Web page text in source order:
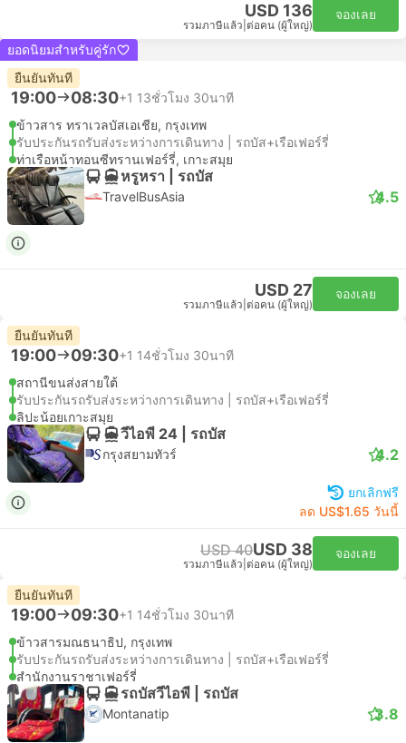
USD 136
รวมภาษีแล้ว ต่อคน (ผู้ใหญ่)
จองเลย
ยอดนิยมสำหรับคู่รัก
ยืนยันทันที
19:00 08:30+1 13ชั่วโมง 30นาที
ข้าวสาร ทราเวลบัสเอเชีย, กรุงเทพ
รับประกันรถรับส่งระหว่างการเดินทาง | รถบัส+เรือเฟอร์รี่
ท่าเรือหน้าทอนซีทรานเฟอร์รี่, เกาะสมุย
หรูหรา | รถบัส
TravelBusAsia 4.5
USD 27
รวมภาษีแล้ว ต่อคน (ผู้ใหญ่)
จองเลย
ยืนยันทันที
19:00 09:30+1 14ชั่วโมง 30นาที
สถานีขนส่งสายใต้
รับประกันรถรับส่งระหว่างการเดินทาง | รถบัส+เรือเฟอร์รี่
ลิปะน้อยเกาะสมุย
วีไอพี 24 | รถบัส
กรุงสยามทัวร์ 4.2
ยกเลิกฟรี
ลด US$1.65 วันนี้
USD 40USD 38
รวมภาษีแล้ว ต่อคน (ผู้ใหญ่)
จองเลย
ยืนยันทันที
19:00 09:30+1 14ชั่วโมง 30นาที
ข้าวสารมณธนาธิป, กรุงเทพ
รับประกันรถรับส่งระหว่างการเดินทาง | รถบัส+เรือเฟอร์รี่
สำนักงานราชาเฟอร์รี่
รถบัสวีไอพี | รถบัส
Montanatip 3.8